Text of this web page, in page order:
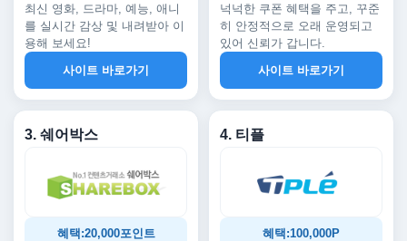
최신 영화, 드라마, 예능, 애니
를 실시간 감상 및 내려받아 이
용해 보세요!
사이트 바로가기
넉넉한 쿠폰 혜택을 주고, 꾸준
히 안정적으로 오래 운영되고
있어 신뢰가 갑니다.
사이트 바로가기
3. 쉐어박스
혜택:20,000포인트
4. 티플
혜택:100,000P